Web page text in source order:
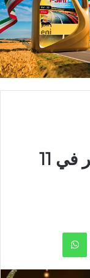
فلكيا..هذا موعد عيد الفطر في 11
واتساب